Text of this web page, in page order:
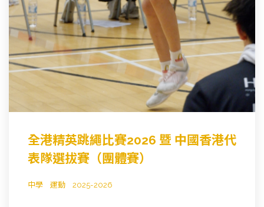
全港精英跳繩比賽2026 暨 中國香港代
表隊選拔賽（團體賽）
中學 運動 2025-2026